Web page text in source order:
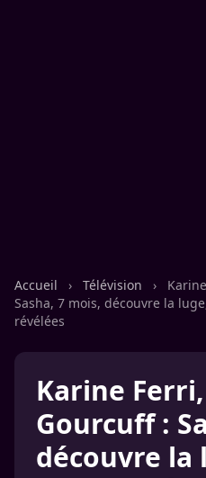
Accueil › Télévision ›
Sasha, 7 mois, découvre la
révélées
Karine
Gourcuff :
découvre la